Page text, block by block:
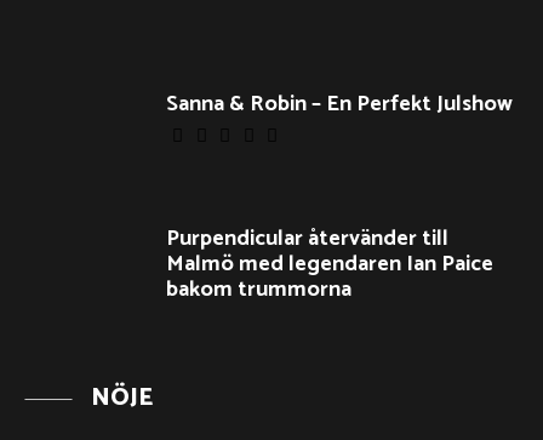
Sanna & Robin – En Perfekt Julshow
Purpendicular återvänder till
Malmö med legendaren Ian Paice
bakom trummorna
NÖJE